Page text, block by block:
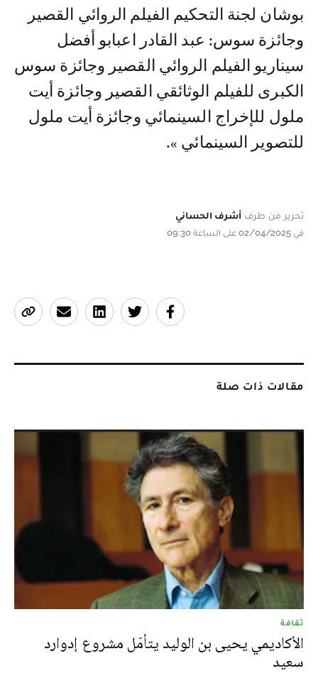
بوشان لجنة التحكيم الفيلم الروائي القصير
وجائزة سوس: عبد القادر اعبابو أفضل
سيناريو الفيلم الروائي القصير وجائزة سوس
الكبرى للفيلم الوثائقي القصير وجائزة أيت
ملول للإخراج السينمائي وجائزة أيت ملول
للتصوير السينمائي ».
تحرير من طرف أشرف الحساني
في 02/04/2025 على الساعة 09:30
مقالات ذات صلة
ثقافة
الأكاديمي يحيى بن الوليد يتأمّل مشروع إدوارد
سعيد